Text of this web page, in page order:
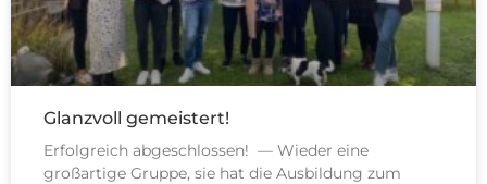
Glanzvoll gemeistert!
Erfolgreich abgeschlossen! — Wieder eine
großartige Gruppe, sie hat die Ausbildung zum